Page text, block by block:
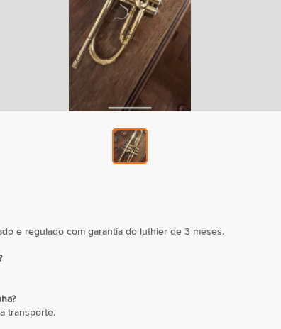
e regulado com garantia do luthier de 3 meses.
transporte.